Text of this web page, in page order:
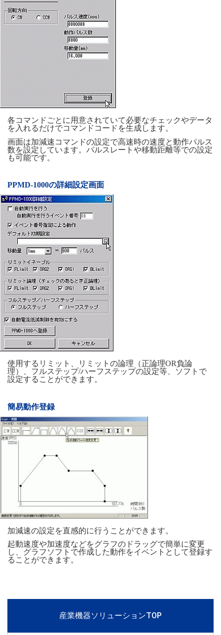
各コマンドごとに用意されていて必要なチェックやデータ
を入れるだけでコマンドコードを生成します。
画面は加減速コマンドの設定で高速時の速度と動作パルス
数を設定しています。パルスレートや移動距離等での設定
も可能です。
PPMD-1000の詳細設定画面
使用するリミット、リミットの論理（正論理OR負論
理）、フルステップ/ハーフステップの設定等、ソフトで
設定することができます。
簡易動作登録
加減速の設定を直感的に行うことができます。
起動速度や加速度などをグラフのドラッグで簡単に変更
し、グラフソフトで作成した動作をイベントとして登録す
ることができます。
産業機器ソリューションTOP